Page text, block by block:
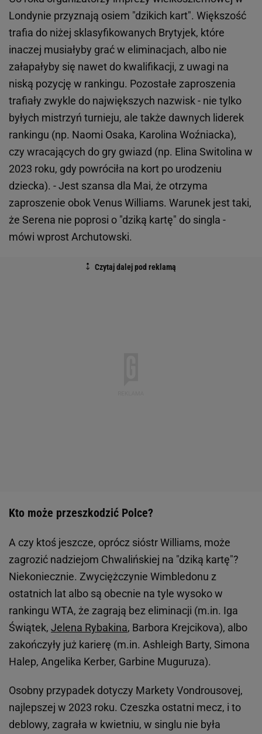
Londynie przyznają osiem "dzikich kart". Większość
trafia do niżej sklasyfikowanych Brytyjek, które
inaczej musiałyby grać w eliminacjach, albo nie
załapałyby się nawet do kwalifikacji, z uwagi na
niską pozycję w rankingu. Pozostałe zaproszenia
trafiały zwykle do największych nazwisk - nie tylko
byłych mistrzyń turnieju, ale także dawnych liderek
rankingu (np. Naomi Osaka, Karolina Woźniacka),
czy wracających do gry gwiazd (np. Elina Switolina w
2023 roku, gdy powróciła na kort po urodzeniu
dziecka). - Jest szansa dla Mai, że otrzyma
zaproszenie obok Venus Williams. Warunek jest taki,
że Serena nie poprosi o "dziką kartę" do singla -
mówi wprost Archutowski.
Kto może przeszkodzić Polce?
A czy ktoś jeszcze, oprócz sióstr Williams, może
zagrozić nadziejom Chwalińskiej na "dziką kartę"?
Niekoniecznie. Zwyciężczynie Wimbledonu z
ostatnich lat albo są obecnie na tyle wysoko w
rankingu WTA, że zagrają bez eliminacji (m.in. Iga
Świątek, Jelena Rybakina, Barbora Krejcikova), albo
zakończyły już karierę (m.in. Ashleigh Barty, Simona
Halep, Angelika Kerber, Garbine Muguruza).
Osobny przypadek dotyczy Markety Vondrousovej,
najlepszej w 2023 roku. Czeszka ostatni mecz, i to
deblowy, zagrała w kwietniu, w singlu nie była